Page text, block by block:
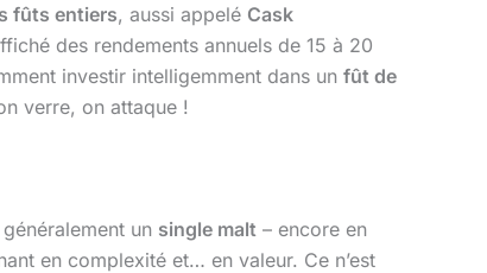
fûts entiers, aussi appelé Cask
des rendements annuels de 15 à 20
investir intelligemment dans un fût de
verre, on attaque !
généralement un single malt – encore en
en complexité et… en valeur. Ce n’est